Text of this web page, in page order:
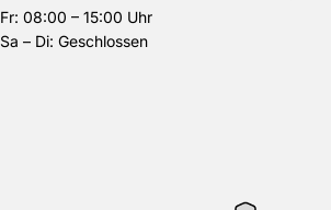
Fr: 08:00 – 15:00 Uhr
Sa – Di: Geschlossen